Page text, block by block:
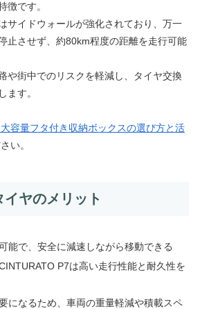
徴です。
サイドウォールが強化されており、万一
止させず、約80km程度の距離を走行可能
や街中でのリスクを軽減し、タイヤ交換
ます。
容量フタ付き収納ボックスの選び方と活
い。
ヤのメリット
能で、安全に減速しながら移動できる
P7は高い走行性能と耐久性を
になるため、車両の重量軽減や積載スペ